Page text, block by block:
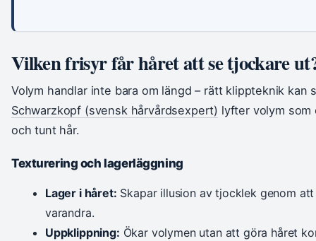
Vilken frisyr får håret att se tjockare
Volym handlar inte bara om längd – rätt klippteknik kan
Schwarzkopf (svensk hårvårdsexpert) lyfter volym
och tunt hår.
Texturering och lagerläggning
Lager i håret: Skapar illusion av tjocklek genom
varandra.
Uppklippning: Ökar volymen utan att göra håret